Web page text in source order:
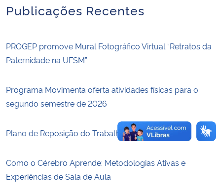
Secretaria de Governo
Advocacia-Geral da União
Publicações Recentes
PROGEP promove Mural Fotográfico Virtual “Retratos da
Paternidade na UFSM”
Programa Movimenta oferta atividades físicas para o
segundo semestre de 2026
Plano de Reposição do Trabalho 2026
Como o Cérebro Aprende: Metodologias Ativas e
Experiências de Sala de Aula